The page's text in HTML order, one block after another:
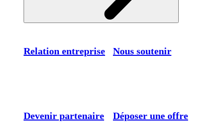
Relation entreprise Nous soutenir
Devenir partenaire Déposer une offre